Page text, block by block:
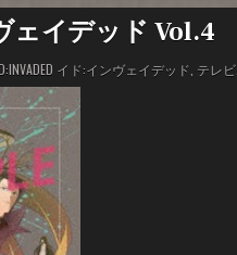
ェイデッド Vol.4
イド:インヴェイデッド テレビ,